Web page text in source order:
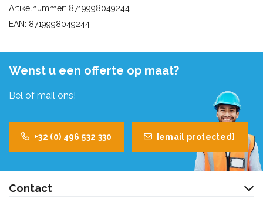
Artikelnummer: 8719998049244
EAN: 8719998049244
Wenst u een offerte op maat?
Bel of mail ons!
+32 (0) 496 532 330 [email protected]
Contact